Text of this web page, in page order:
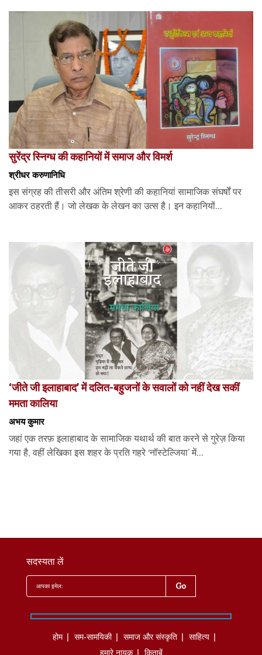
सुरेंद्र स्निग्ध की कहानियों में समाज और विमर्श
श्रीधर करुणानिधि
इस संग्रह की तीसरी और अंतिम श्रेणी की कहानियां सामाजिक संघर्षों पर
आकर ठहरती हैं। जो लेखक के लेखन का उत्स है। इन कहानियों...
‘जीते जी इलाहाबाद’ में दलित-बहुजनों के सवालों को नहीं देख सकीं
ममता कालिया
अभय कुमार
जहां एक तरफ़ इलाहाबाद के सामाजिक यथार्थ की बात करने से गुरेज़ किया
गया है, वहीं लेखिका इस शहर के प्रति गहरे ‘नॉस्टेल्जिया’ में...
सदस्यता लें
होम सम-सामयिकी समाज और संस्कृति
साहित्‍य